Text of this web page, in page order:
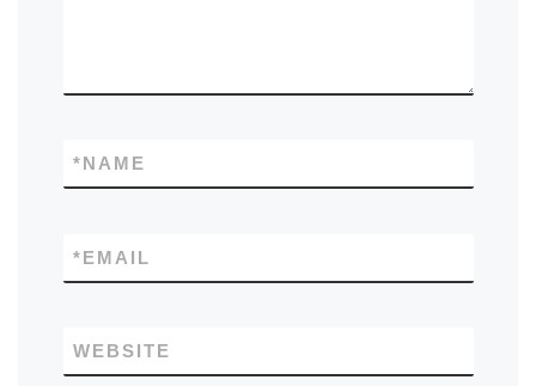
NAME
*
EMAIL
*
WEBSITE